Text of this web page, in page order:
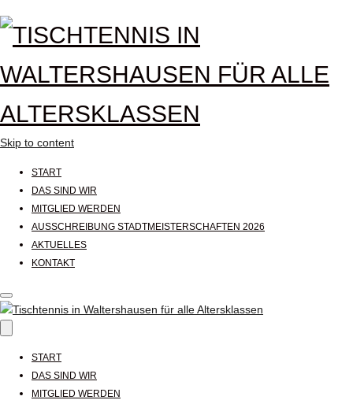
Skip to content
START
DAS SIND WIR
MITGLIED WERDEN
AUSSCHREIBUNG STADTMEISTERSCHAFTEN 2026
AKTUELLES
KONTAKT
START
DAS SIND WIR
MITGLIED WERDEN